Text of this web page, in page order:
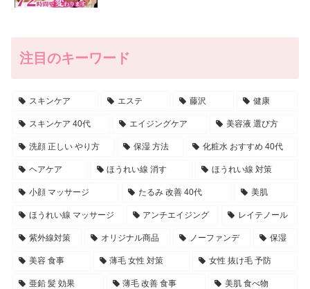
注目のキーワード
スキンケア エステ 藤沢 健康
スキンケア 40代 エイジングケア 美容液 選び方
洗顔 正しい やり方 保湿 方法 化粧水 おすすめ 40代
ヘアケア ほうれい線 消す ほうれい線 対策
小顔 マッサージ たるみ 改善 40代 美肌
ほうれい線 マッサージ アンチエイジング レイテノール
紫外線対策 オリジナル商品 ノーファンデ 保湿
美容 食事 薄毛 女性 対策 女性 抜け毛 予防
亜鉛 髪 効果 薄毛 改善 食事 美肌 食べ物